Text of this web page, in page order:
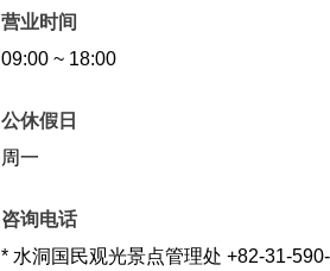
营业时间
09:00 ~ 18:00
公休假日
周一
咨询电话
* 水洞国民观光景点管理处 +82-31-